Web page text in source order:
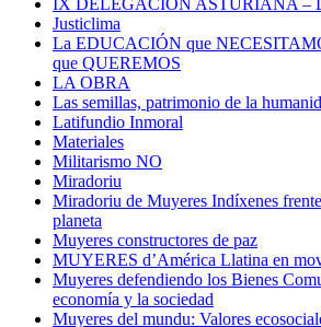
Justiclima
La EDUCACIÓN que
que QUEREMOS
LA OBRA
Las semillas, patrimonio de la
Latifundio Inmoral
Materiales
Militarismo NO
Miradoriu
Miradoriu de Muyeres Indíxenes
planeta
Muyeres constructores de paz
MUYERES d’América Llatina en
Muyeres defendiendo los Bienes
economía y la sociedad
Muyeres del mundu: Valores